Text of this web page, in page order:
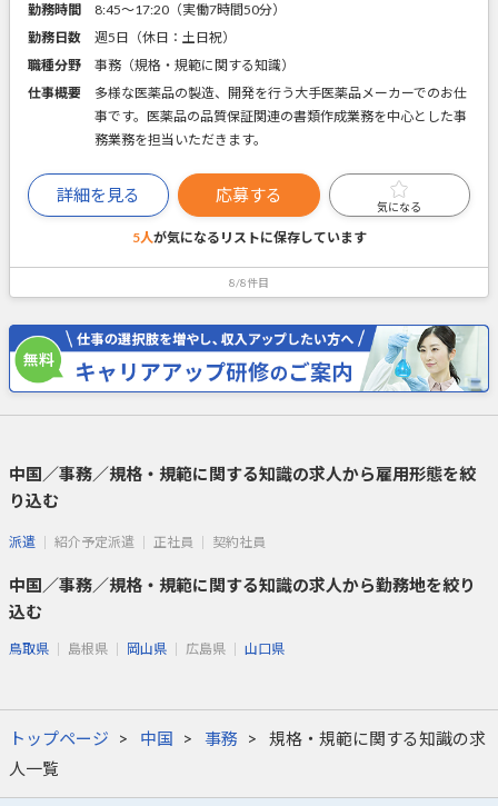
勤務時間
8:45～17:20（実働7時間50分）
勤務日数
週5日（休日：土日祝）
職種分野
事務（規格・規範に関する知識）
仕事概要
多様な医薬品の製造、開発を行う大手医薬品メーカーでのお仕
事です。医薬品の品質保証関連の書類作成業務を中心とした事
務業務を担当いただきます。
詳細を見る 応募する
気になる
5人が気になるリストに保存しています
8/8件目
中国／事務／規格・規範に関する知識の求人から雇用形態を絞
り込む
派遣 紹介予定派遣 正社員 契約社員
中国／事務／規格・規範に関する知識の求人から勤務地を絞り
込む
鳥取県 島根県 岡山県 広島県 山口県
トップページ 中国 事務
規格・規範に関する知識の求
人一覧